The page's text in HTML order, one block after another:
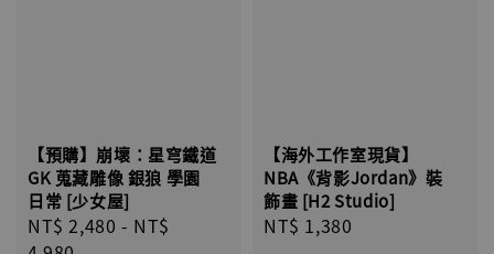
【預購】崩壞：星穹鐵道
GK 蒐藏雕像 銀狼 學園
日常 [少女屋]
Regular
NT$ 2,480 - NT$
【海外工作室現貨】
NBA《背影Jordan》裝
飾畫 [H2 Studio]
Regular
NT$ 1,380